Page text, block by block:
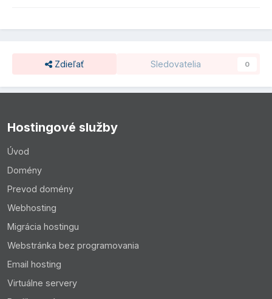
Zdieľať Sledovatelia 0
Hostingové služby
Úvod
Domény
Prevod domény
Webhosting
Migrácia hostingu
Webstránka bez programovania
Email hosting
Virtuálne servery